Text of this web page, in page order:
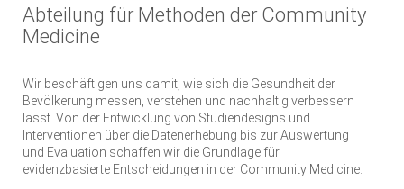
Abteilung für Methoden der Community
Medicine
Wir beschäftigen uns damit, wie sich die Gesundheit der
Bevölkerung messen, verstehen und nachhaltig verbessern
lässt. Von der Entwicklung von Studiendesigns und
Interventionen über die Datenerhebung bis zur Auswertung
und Evaluation schaffen wir die Grundlage für
evidenzbasierte Entscheidungen in der Community Medicine.